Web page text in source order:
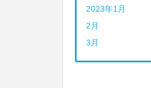
2023年1月
2月
3月